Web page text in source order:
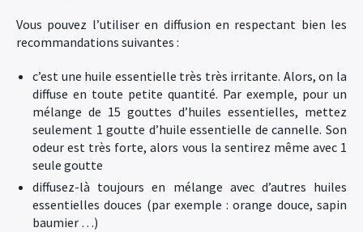
Vous pouvez l’utiliser en diffusion en respectant bien les
recommandations suivantes :
c’est une huile essentielle très très irritante. Alors, on la
diffuse en toute petite quantité. Par exemple, pour un
mélange de 15 gouttes d’huiles essentielles, mettez
seulement 1 goutte d’huile essentielle de cannelle. Son
odeur est très forte, alors vous la sentirez même avec 1
seule goutte
diffusez-là toujours en mélange avec d’autres huiles
essentielles douces (par exemple : orange douce, sapin
baumier …)